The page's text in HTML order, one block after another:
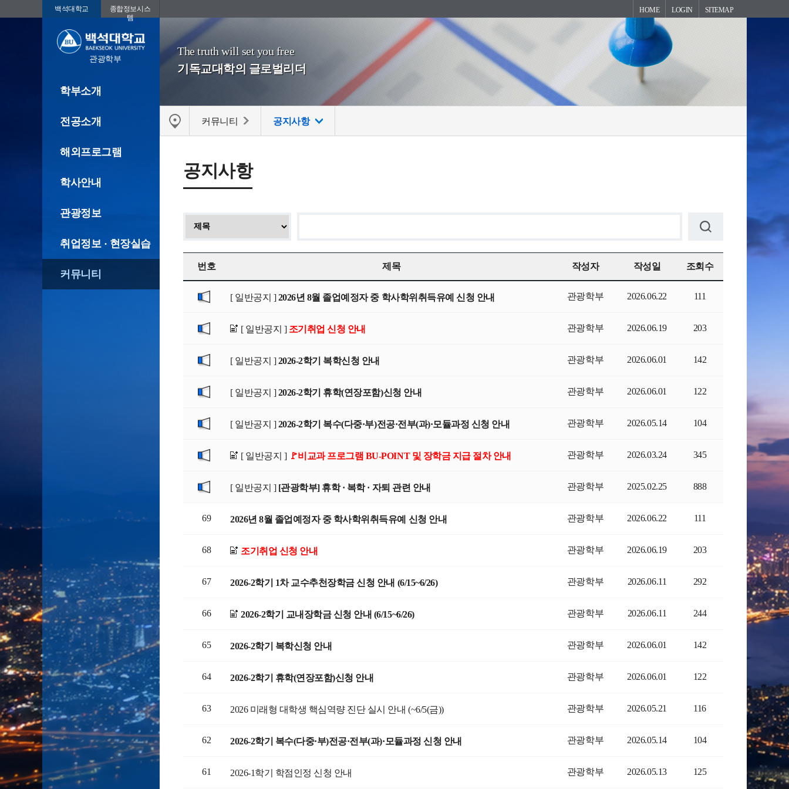
백석대학교
종합정보시스
템
관광학부
HOME LOGIN SITEMAP
학부소개
전공소개
해외프로그램
학사안내
관광정보
취업정보 · 현장실습
커뮤니티
The truth will set you free
기독교대학의 글로벌리더
커뮤니티 공지사항
공지사항
번호 제목 작성자 작성일 조회수
[ 일반공지 ]2026년 8월 졸업예정자 중 학사학위취득유예 신청 안내 관광학부 2026.06.22 111
[ 일반공지 ] 조기취업 신청 안내 관광학부 2026.06.19 203
[ 일반공지 ]2026-2학기 복학신청 안내 관광학부 2026.06.01 142
[ 일반공지 ]2026-2학기 휴학(연장포함)신청 안내 관광학부 2026.06.01 122
[ 일반공지 ]2026-2학기 복수(다중·부)전공·전부(과)·모듈과정 신청 안내 관광학부 2026.05.14 104
[ 일반공지 ] 🚩비교과 프로그램 BU-POINT 및 장학금 지급 절차 안내 관광학부 2026.03.24 345
[ 일반공지 ] [관광학부] 휴학 · 복학 · 자퇴 관련 안내 관광학부 2025.02.25 888
69 2026년 8월 졸업예정자 중 학사학위취득유예 신청 안내 관광학부 2026.06.22 111
68 조기취업 신청 안내 관광학부 2026.06.19 203
67 2026-2학기 1차 교수추천장학금 신청 안내 (6/15~6/26) 관광학부 2026.06.11 292
66 2026-2학기 교내장학금 신청 안내 (6/15~6/26) 관광학부 2026.06.11 244
65 2026-2학기 복학신청 안내 관광학부 2026.06.01 142
64 2026-2학기 휴학(연장포함)신청 안내 관광학부 2026.06.01 122
63 2026 미래형 대학생 핵심역량 진단 실시 안내 (~6/5(금)) 관광학부 2026.05.21 116
62 2026-2학기 복수(다중·부)전공·전부(과)·모듈과정 신청 안내 관광학부 2026.05.14 104
61 2026-1학기 학점인정 신청 안내 관광학부 2026.05.13 125